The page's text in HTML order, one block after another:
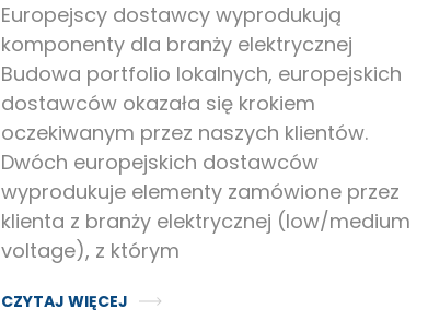
Europejscy dostawcy wyprodukują
komponenty dla branży elektrycznej
Budowa portfolio lokalnych, europejskich
dostawców okazała się krokiem
oczekiwanym przez naszych klientów.
Dwóch europejskich dostawców
wyprodukuje elementy zamówione przez
klienta z branży elektrycznej (low/medium
voltage), z którym
CZYTAJ WIĘCEJ